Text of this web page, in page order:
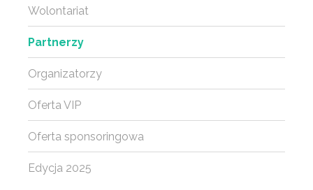
Wolontariat
Partnerzy
Organizatorzy
Oferta VIP
Oferta sponsoringowa
Edycja 2025